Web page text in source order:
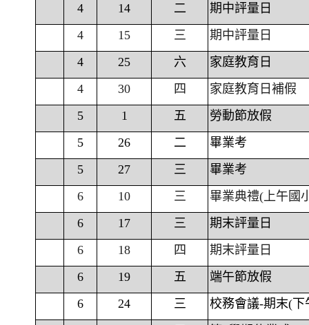
4
14 二
期中評量日
4
15 三
期中評量日
4
25 六
家庭教育日
4
30 四
家庭教育日補假
5
1 五
勞動節放假
5
26 二
畢業考
5
27 三
畢業考
6
10 三
畢業典禮(上午國
6
17 三
期末評量日
6
18 四
期末評量日
6
19 五
端午節放假
6
24 三
校務會議-期末(下